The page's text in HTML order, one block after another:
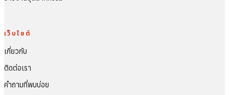
เว็บไซต์
เกี่ยวกับ
ติดต่อเรา
คำถามที่พบบ่อย